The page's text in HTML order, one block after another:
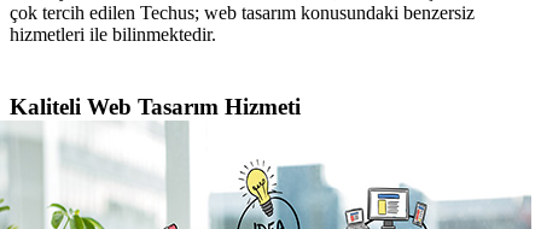
çok tercih edilen Techus; web tasarım konusundaki benzersiz
hizmetleri ile bilinmektedir.
Kaliteli Web Tasarım Hizmeti